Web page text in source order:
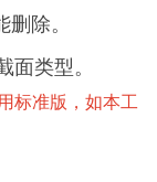
除。
类型。
标准版，如本工